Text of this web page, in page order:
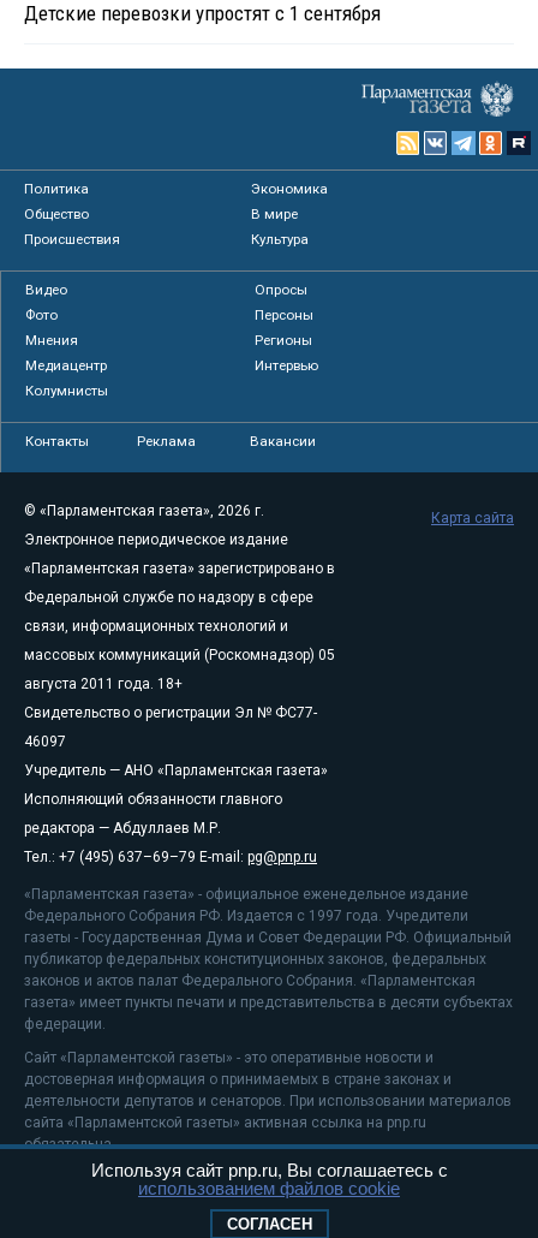
Детские перевозки упростят с 1 сентября
Политика
Экономика
Общество
В мире
Происшествия
Культура
Видео
Опросы
Фото
Персоны
Мнения
Регионы
Медиацентр
Интервью
Колумнисты
Контакты Реклама Вакансии
© «Парламентская газета», 2026 г.
Электронное периодическое издание
«Парламентская газета» зарегистрировано в
Федеральной службе по надзору в сфере
связи, информационных технологий и
массовых коммуникаций (Роскомнадзор) 05
августа 2011 года. 18+
Свидетельство о регистрации Эл № ФС77-
46097
Учредитель — АНО «Парламентская газета»
Исполняющий обязанности главного
редактора — Абдуллаев М.Р.
Тел.: +7 (495) 637–69–79 E-mail: pg@pnp.ru
«Парламентская газета» - официальное еженедельное издание
Федерального Собрания РФ. Издается с 1997 года. Учредители
газеты - Государственная Дума и Совет Федерации РФ. Официальный
публикатор федеральных конституционных законов, федеральных
законов и актов палат Федерального Собрания. «Парламентская
газета» имеет пункты печати и представительства в десяти субъектах
федерации.
Сайт «Парламентской газеты» - это оперативные новости и
достоверная информация о принимаемых в стране законах и
деятельности депутатов и сенаторов. При использовании материалов
сайта «Парламентской газеты» активная ссылка на pnp.ru
обязательна.
На информационном ресурсе применяютсярекомендательные
Положение о защите персональных данных
Карта сайта
Используя сайт pnp.ru, Вы соглашаетесь с
использованием файлов cookie
СОГЛАСЕН